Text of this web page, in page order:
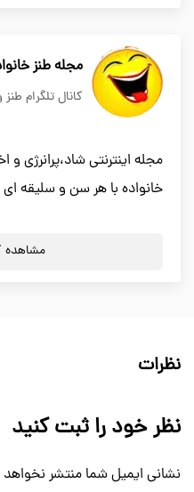
مجله طنز
کانال تلگرام
مجله اینترنتی شاد،پرانرژی
خانواده با هر سن و سلیقه ای
مشاهده
نظرات
نظر خود را ثبت کنید
نشانی ایمیل شما منتشر